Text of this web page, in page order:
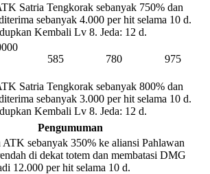
Satria Tengkorak sebanyak 750% dan
sebanyak 4.000 per hit selama 10 d.
Kembali Lv 8. Jeda: 12 d.
585 780 975
Satria Tengkorak sebanyak 800% dan
sebanyak 3.000 per hit selama 10 d.
Kembali Lv 8. Jeda: 12 d.
Pengumuman
sebanyak 350% ke aliansi Pahlawan
di dekat totem dan membatasi DMG
12.000 per hit selama 10 d.